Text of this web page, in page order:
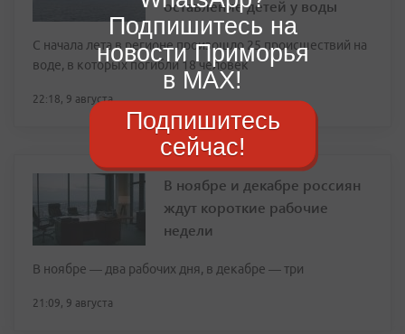
оставление детей у воды
С начала лета в регионе произошло 25 происшествий на
воде, в которых погибли 18 человек
22:18, 9 августа
В ноябре и декабре россиян
ждут короткие рабочие
недели
В ноябре — два рабочих дня, в декабре — три
21:09, 9 августа
Подпишитесь на
новости Приморья
в MAX!
Подпишитесь
сейчас!